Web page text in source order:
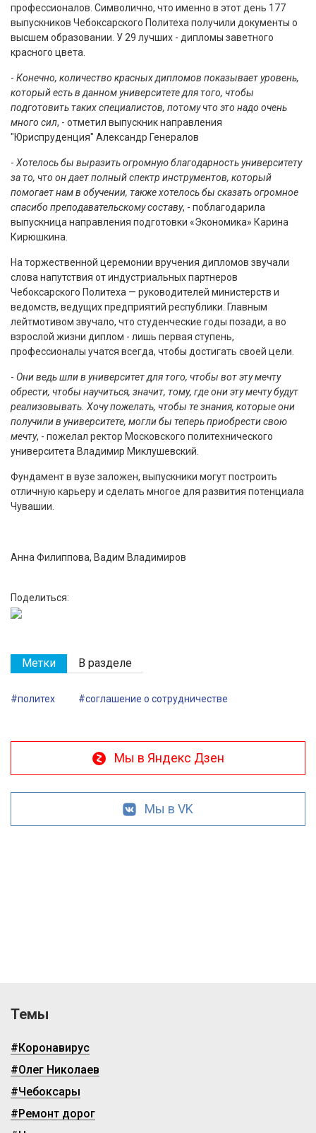
профессионалов. Символично, что именно в этот день 177
выпускников Чебоксарского Политеха получили документы о
высшем образовании. У 29 лучших - дипломы заветного
красного цвета.
- Конечно, количество красных дипломов показывает уровень,
который есть в данном университете для того, чтобы
подготовить таких специалистов, потому что это надо очень
много сил, - отметил выпускник направления
"Юриспруденция" Александр Генералов
- Хотелось бы выразить огромную благодарность университету
за то, что он дает полный спектр инструментов, который
помогает нам в обучении, также хотелось бы сказать огромное
спасибо преподавательскому составу, - поблагодарила
выпускница направления подготовки «Экономика» Карина
Кирюшкина.
На торжественной церемонии вручения дипломов звучали
слова напутствия от индустриальных партнеров
Чебоксарского Политеха — руководителей министерств и
ведомств, ведущих предприятий республики. Главным
лейтмотивом звучало, что студенческие годы позади, а во
взрослой жизни диплом - лишь первая ступень,
профессионалы учатся всегда, чтобы достигать своей цели.
- Они ведь шли в университет для того, чтобы вот эту мечту
обрести, чтобы научиться, значит, тому, где они эту мечту будут
реализовывать. Хочу пожелать, чтобы те знания, которые они
получили в университете, могли бы теперь приобрести свою
мечту, - пожелал ректор Московского политехнического
университета Владимир Миклушевский.
Фундамент в вузе заложен, выпускники могут построить
отличную карьеру и сделать многое для развития потенциала
Чувашии.
Анна Филиппова, Вадим Владимиров
Поделиться:
Метки В разделе
#политех #соглашение о сотрудничестве
Мы в Яндекс Дзен
Мы в VK
Темы
#Коронавирус
#Олег Николаев
#Чебоксары
#Ремонт дорог